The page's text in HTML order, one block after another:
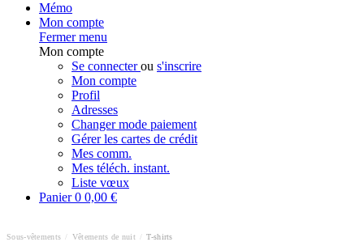
Mémo
Mon compte
Fermer menu
Mon compte
Se connecterou s'inscrire
Mon compte
Profil
Adresses
Changer mode paiement
Gérer les cartes de crédit
Mes comm.
Mes téléch. instant.
Liste vœux
Panier0 0,00 €
Sous-vêtements Vêtements de nuit T-shirts